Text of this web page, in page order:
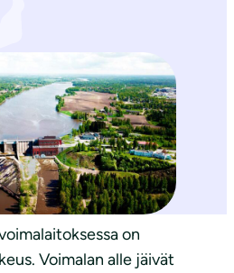
on
Voimalan alle jäivät